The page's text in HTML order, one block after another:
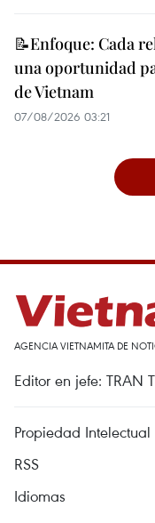
📝Enfoque: Cada
una oportunidad
de Vietnam
07/08/2026 03:21
AGENCIA VIETNAMITA DE
Editor en jefe: TRAN
Propiedad Intelectual
RSS
Idiomas